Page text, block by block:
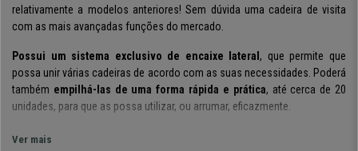
relativamente a modelos anteriores! Sem dúvida uma cadeira de visita
com as mais avançadas funções do mercado.
Possui um sistema exclusivo de encaixe lateral, que permite que
possa unir várias cadeiras de acordo com as suas necessidades. Poderá
também empilhá-las de uma forma rápida e prática, até cerca de 20
unidades, para que as possa utilizar, ou arrumar, eficazmente.
Um modelo que pode ser
Ver mais